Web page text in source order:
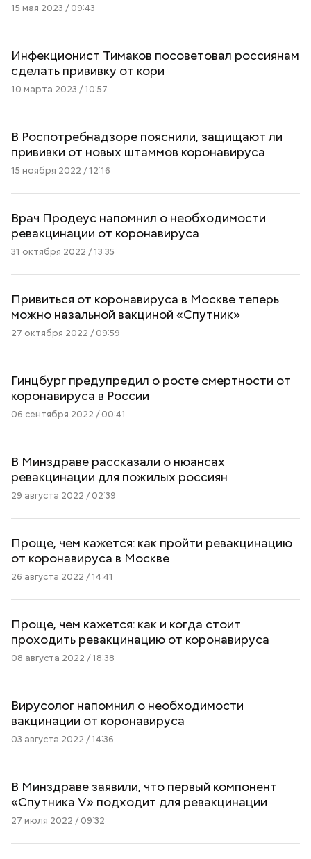
15 мая 2023 / 09:43
Инфекционист Тимаков посоветовал россиянам
сделать прививку от кори
10 марта 2023 / 10:57
В Роспотребнадзоре пояснили, защищают ли
прививки от новых штаммов коронавируса
15 ноября 2022 / 12:16
Врач Продеус напомнил о необходимости
ревакцинации от коронавируса
31 октября 2022 / 13:35
Привиться от коронавируса в Москве теперь
можно назальной вакциной «Спутник»
27 октября 2022 / 09:59
Гинцбург предупредил о росте смертности от
коронавируса в России
06 сентября 2022 / 00:41
В Минздраве рассказали о нюансах
ревакцинации для пожилых россиян
29 августа 2022 / 02:39
Проще, чем кажется: как пройти ревакцинацию
от коронавируса в Москве
26 августа 2022 / 14:41
Проще, чем кажется: как и когда стоит
проходить ревакцинацию от коронавируса
08 августа 2022 / 18:38
Вирусолог напомнил о необходимости
вакцинации от коронавируса
03 августа 2022 / 14:36
В Минздраве заявили, что первый компонент
«Спутника V» подходит для ревакцинации
27 июля 2022 / 09:32